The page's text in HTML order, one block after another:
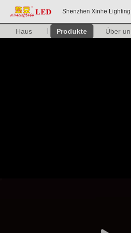
Shenzhen Xinhe
Haus Produkte Über